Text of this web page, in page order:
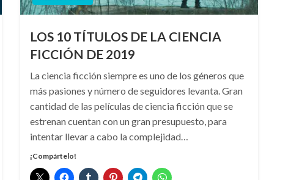
LOS 10 TÍTULOS DE LA CIENCIA
FICCIÓN DE 2019
La ciencia ficción siempre es uno de los géneros que
más pasiones y número de seguidores levanta. Gran
cantidad de las películas de ciencia ficción que se
estrenan cuentan con un gran presupuesto, para
intentar llevar a cabo la complejidad…
¡Compártelo!